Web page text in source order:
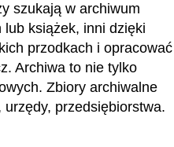
szukają w archiwum
książek, inni dzięki
przodkach i opracować
Archiwa to nie tylko
Zbiory archiwalne
przedsiębiorstwa.